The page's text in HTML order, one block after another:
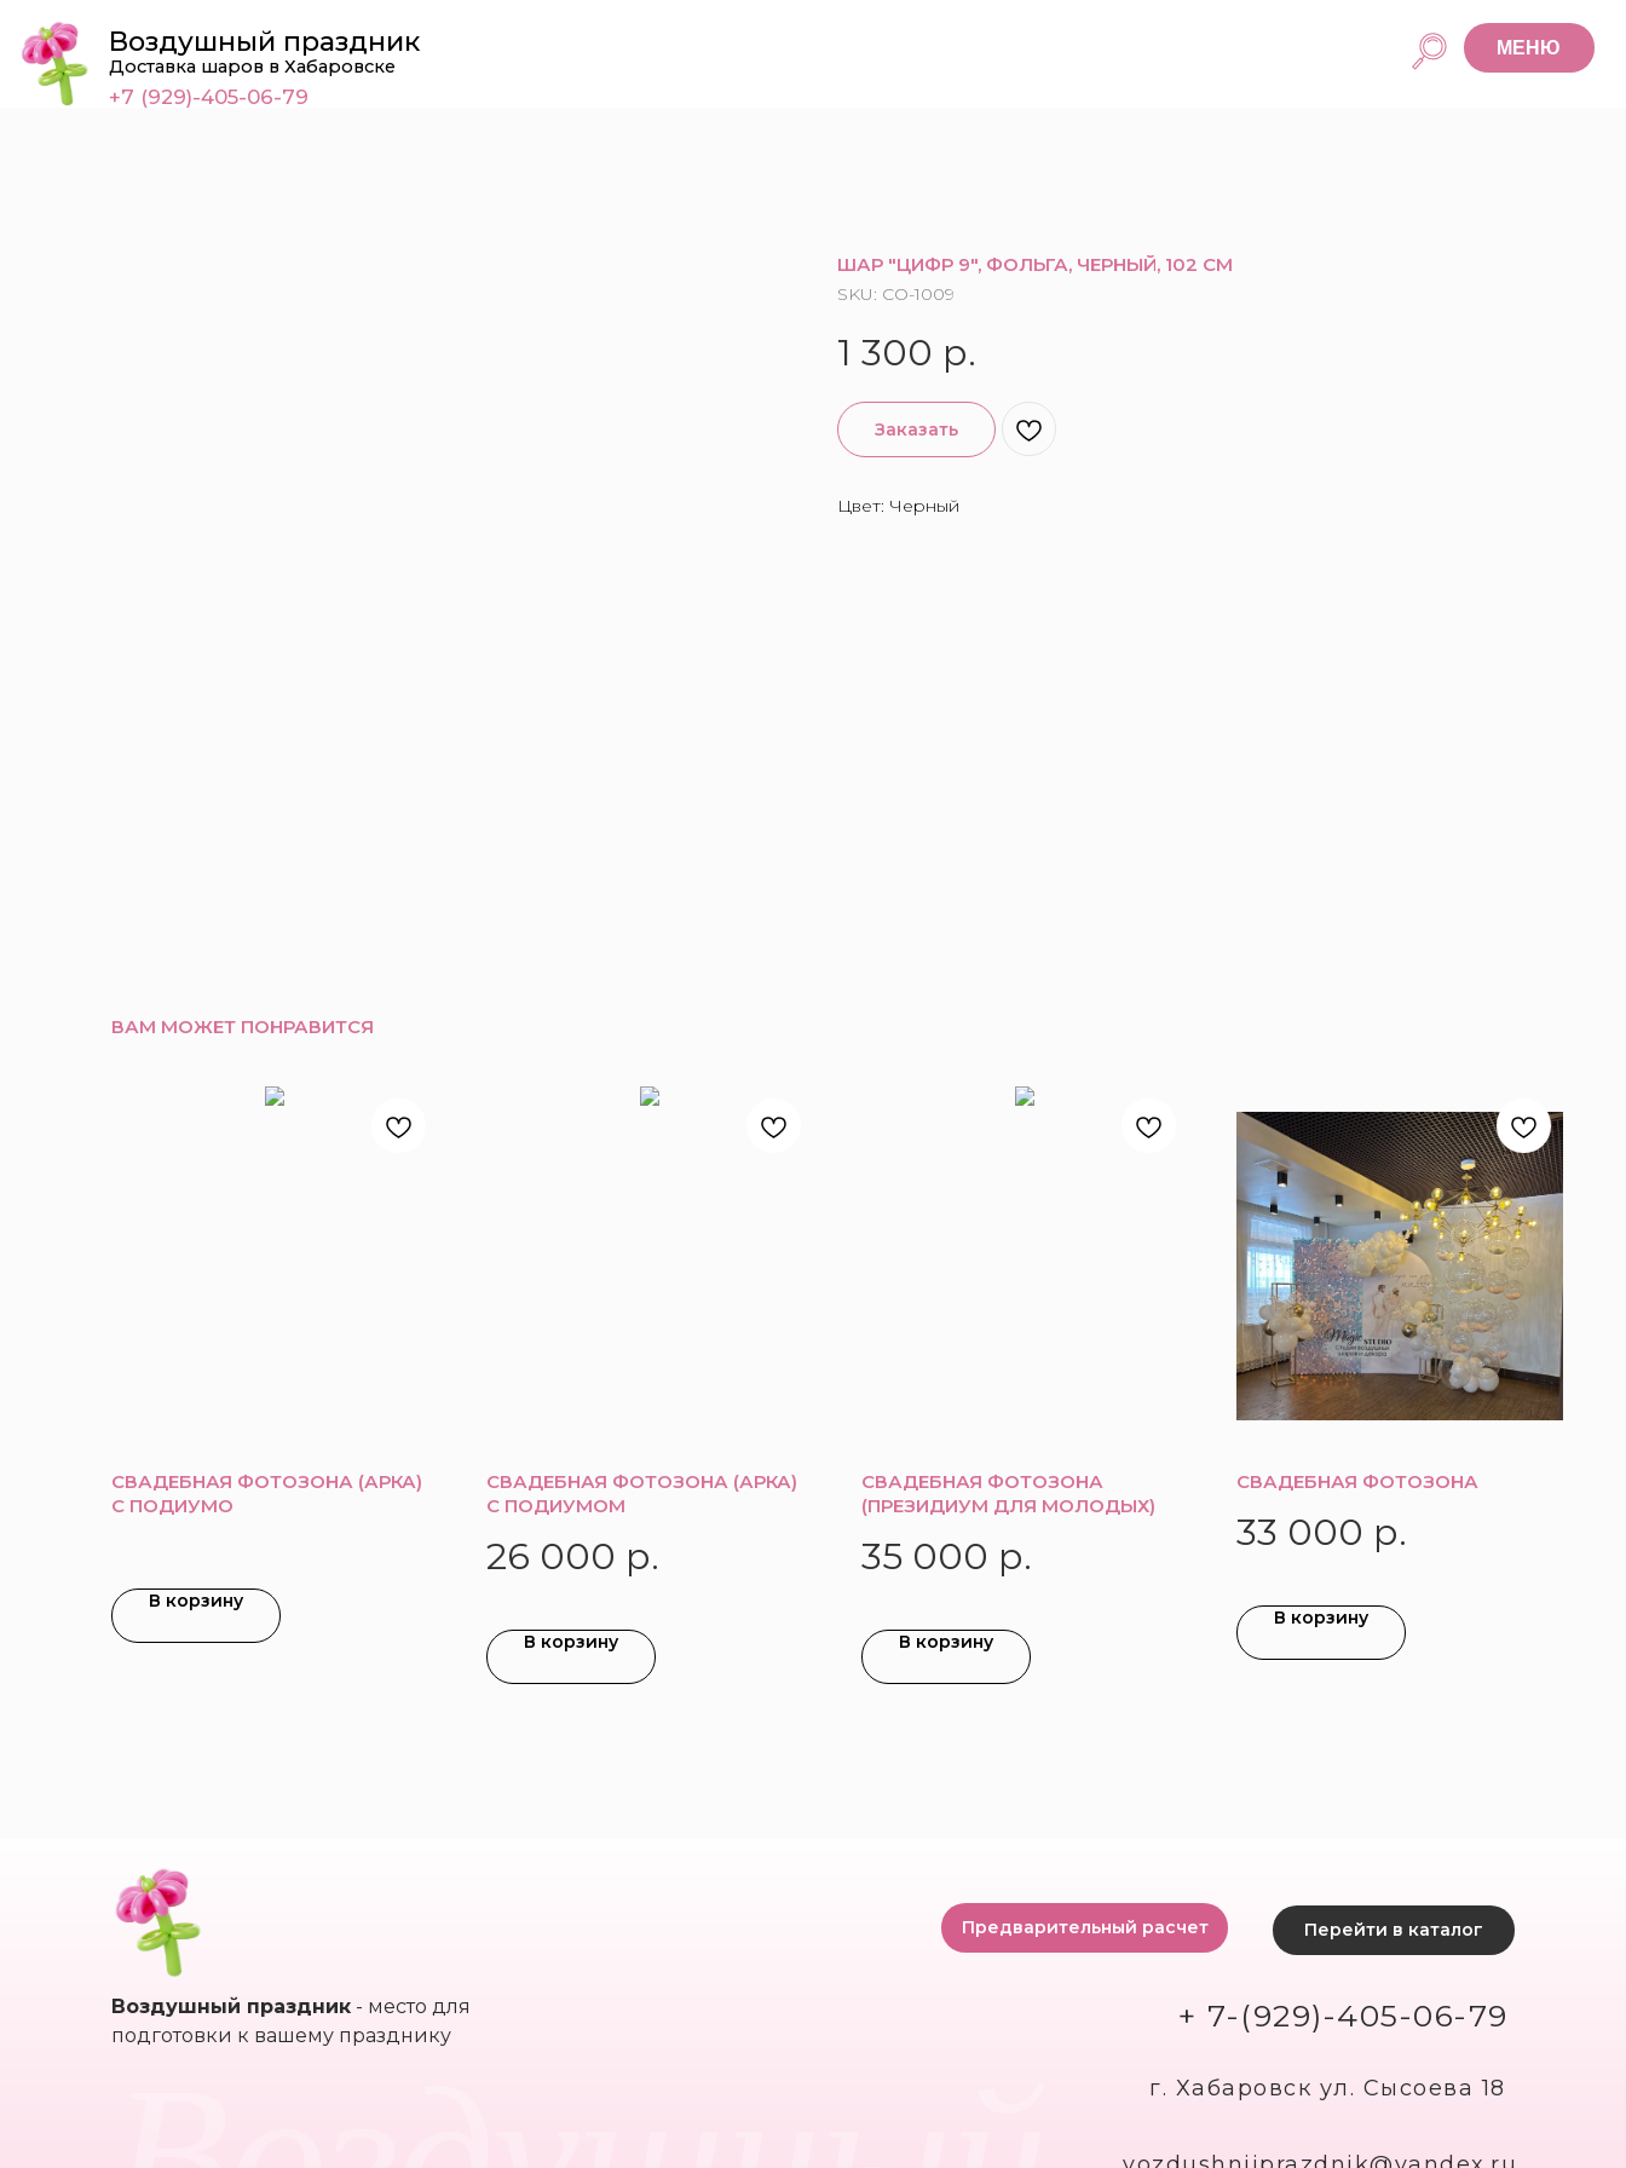
Воздушный праздник
Доставка шаров в Хабаровске
+7 (929)-405-06-79
ШАР "ЦИФР 9", ФОЛЬГА, ЧЕРНЫЙ, 102 СМ
SKU: CO-1009
1 300 р.
Заказать
Цвет: Черный
ВАМ МОЖЕТ ПОНРАВИТСЯ
СВАДЕБНАЯ ФОТОЗОНА (АРКА)
С ПОДИУМО
В корзину
СВАДЕБНАЯ ФОТОЗОНА (АРКА)
С ПОДИУМОМ
26 000 р.
В корзину
СВАДЕБНАЯ ФОТОЗОНА
(ПРЕЗИДИУМ ДЛЯ МОЛОДЫХ)
35 000 р.
В корзину
СВАДЕБНАЯ ФОТОЗОНА
33 000 р.
В корзину
Воздушный праздник - место для
подготовки к вашему празднику
Перейти в каталог
Предварительный расчет
+ 7-(929)-405-06-79
г. Хабаровск ул. Сысоева 18